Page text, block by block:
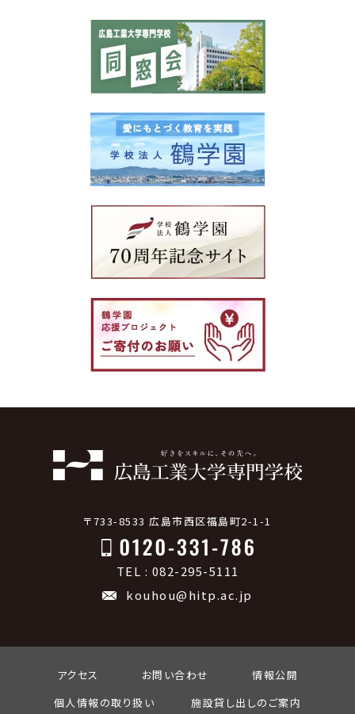
〒733-8533 広島市西区福島町2-1-1
TEL : 082-295-5111
kouhou@hitp.ac.jp
アクセス お問い合わせ
情報公開
個人情報の取り扱い
施設貸し出しのご案内